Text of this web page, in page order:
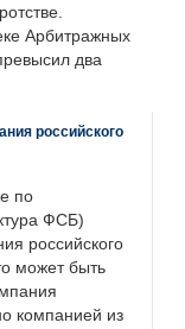
Арбитражных
два
российского
по
ФСБ)
российского
может быть
компанией из